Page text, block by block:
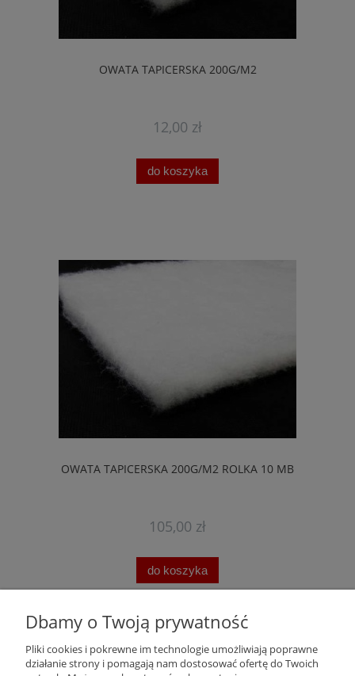
OWATA TAPICERSKA 200G/M2
12,00 zł
do koszyka
OWATA TAPICERSKA 200G/M2 ROLKA 10 MB
105,00 zł
do koszyka
Pomoc
Dbamy o Twoją prywatność
Pliki cookies i pokrewne im technologie umożliwiają poprawne
działanie strony i pomagają nam dostosować ofertę do Twoich